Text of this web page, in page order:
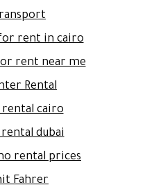
rent in cairo
rent near me
Rental
rental cairo
dubai
rental prices
Fahrer